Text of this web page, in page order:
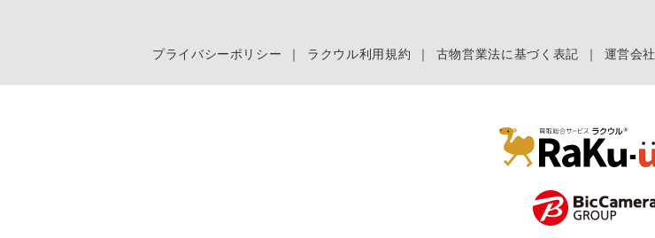
プライバシーポリシー ｜ ラクウル利用規約 ｜ 古物営業法に基づく表記 ｜ 運営会社